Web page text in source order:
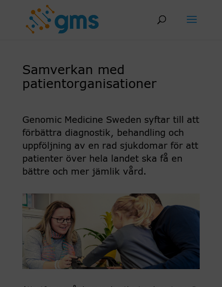
Samverkan med
patientorganisationer
Genomic Medicine Sweden syftar till att
förbättra diagnostik, behandling och
uppföljning av en rad sjukdomar för att
patienter över hela landet ska få en
bättre och mer jämlik vård.